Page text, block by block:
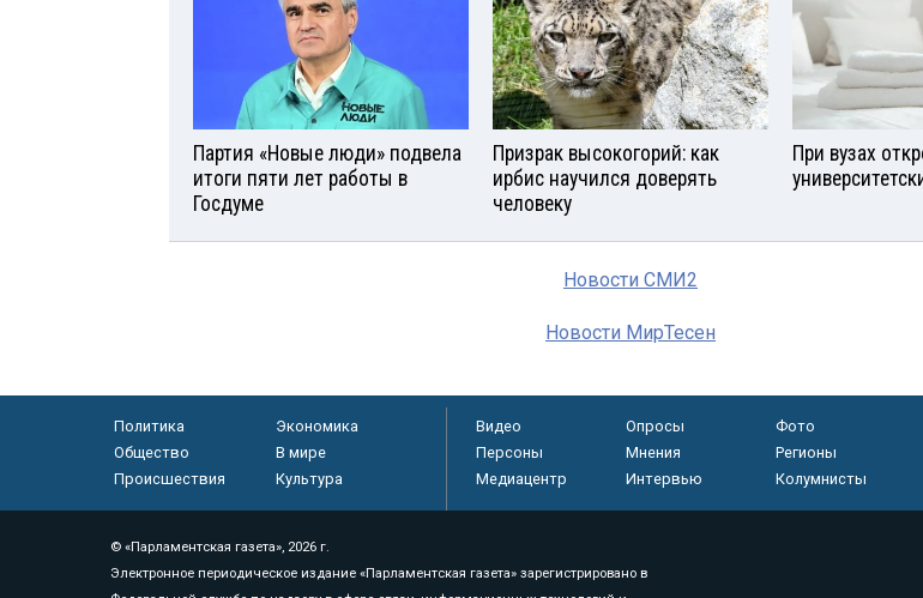
Партия «Новые люди» подвела
итоги пяти лет работы в
Госдуме
Призрак высокогорий: как
ирбис научился доверять
человеку
При вузах
Новости СМИ2
Новости МирТесен
Политика
Экономика
Общество
В мире
Происшествия
Культура
Видео Опросы
Фото
Персоны
Мнения
Регионы
Медиацентр
Интервью Колумнисты
© «Парламентская газета», 2026 г.
Электронное периодическое издание «Парламентская газета» зарегистрировано в